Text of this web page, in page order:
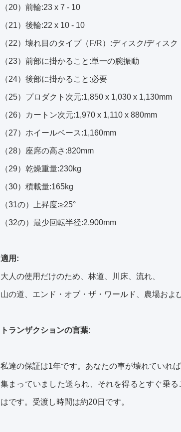
（20）前輪:23 x 7 - 10
（21）後輪:22 x 10 - 10
（22）壊れ目のタイプ（F/R）:ディスク/ディスク
（23）前部に掛かること:単一の腕振動
（24）後部に掛かること:必要
（25）プロダクト次元:1,850 x 1,030 x 1,130mm
（26）カートン次元:1,970 x 1,110 x 880mm
（27）ホイールベース:1,160mm
（28）座席の高さ:820mm
（29）乾燥重量:230kg
（30）積載量:165kg
（31の）上昇度:≥25°
（32の）最少回転半径:2,900mm
適用:
大人の使用だけのため、林道、川床、流れ、
山の道、エンド・オブ・ザ・ワールド、農場およ
トランザクションの言葉:
私達の保証は1年です。あなたの車が壊れていれ
集まっていました送られ、それを得るとすぐ乗
はです。受渡し時間は約20日です。